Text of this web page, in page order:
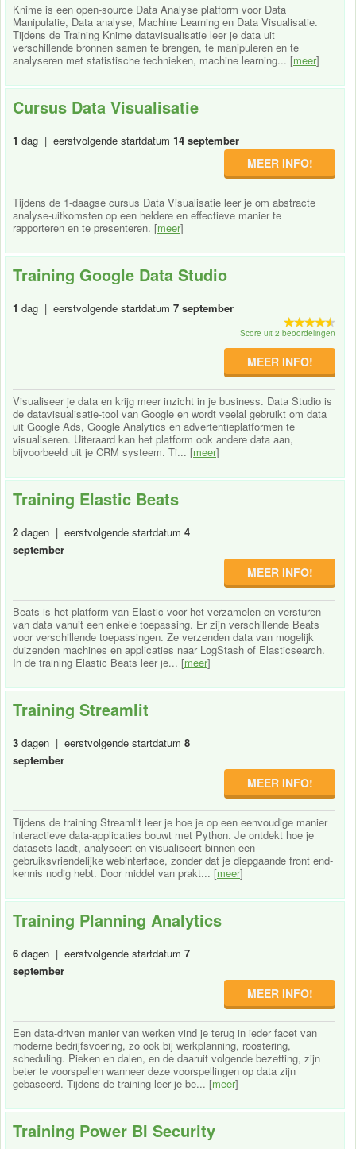
Knime is een open-source Data Analyse platform voor Data
Manipulatie, Data analyse, Machine Learning en Data Visualisatie.
Tijdens de Training Knime datavisualisatie leer je data uit
verschillende bronnen samen te brengen, te manipuleren en te
analyseren met statistische technieken, machine learning... [meer]
Cursus Data Visualisatie
1 dag | eerstvolgende startdatum 14 september
MEER INFO!
Tijdens de 1-daagse cursus Data Visualisatie leer je om abstracte
analyse-uitkomsten op een heldere en effectieve manier te
rapporteren en te presenteren. [meer]
Training Google Data Studio
1 dag | eerstvolgende startdatum 7 september
Score uit 2 beoordelingen
MEER INFO!
Visualiseer je data en krijg meer inzicht in je business. Data Studio is
de datavisualisatie-tool van Google en wordt veelal gebruikt om data
uit Google Ads, Google Analytics en advertentieplatformen te
visualiseren. Uiteraard kan het platform ook andere data aan,
bijvoorbeeld uit je CRM systeem. Ti... [meer]
Training Elastic Beats
2 dagen | eerstvolgende startdatum 4
september
MEER INFO!
Beats is het platform van Elastic voor het verzamelen en versturen
van data vanuit een enkele toepassing. Er zijn verschillende Beats
voor verschillende toepassingen. Ze verzenden data van mogelijk
duizenden machines en applicaties naar LogStash of Elasticsearch.
In de training Elastic Beats leer je... [meer]
Training Streamlit
3 dagen | eerstvolgende startdatum 8
september
MEER INFO!
Tijdens de training Streamlit leer je hoe je op een eenvoudige manier
interactieve data-applicaties bouwt met Python. Je ontdekt hoe je
datasets laadt, analyseert en visualiseert binnen een
gebruiksvriendelijke webinterface, zonder dat je diepgaande front end-
kennis nodig hebt. Door middel van prakt... [meer]
Training Planning Analytics
6 dagen | eerstvolgende startdatum 7
september
MEER INFO!
Een data-driven manier van werken vind je terug in ieder facet van
moderne bedrijfsvoering, zo ook bij werkplanning, roostering,
scheduling. Pieken en dalen, en de daaruit volgende bezetting, zijn
beter te voorspellen wanneer deze voorspellingen op data zijn
gebaseerd. Tijdens de training leer je be... [meer]
Training Power BI Security